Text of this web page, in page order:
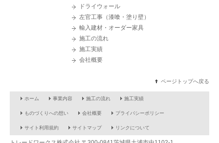
ドライウォール
左官工事（漆喰・塗り壁）
輸入建材・オーダー家具
施工の流れ
施工実績
会社概要
ページトップへ戻る
ホーム 事業内容 施工の流れ 施工実績
ものづくりへの想い 会社概要 プライバシーポリシー
サイト利用規約 サイトマップ リンクについて